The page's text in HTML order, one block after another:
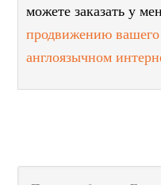
можете заказать у
продвижению вашего
англоязычном